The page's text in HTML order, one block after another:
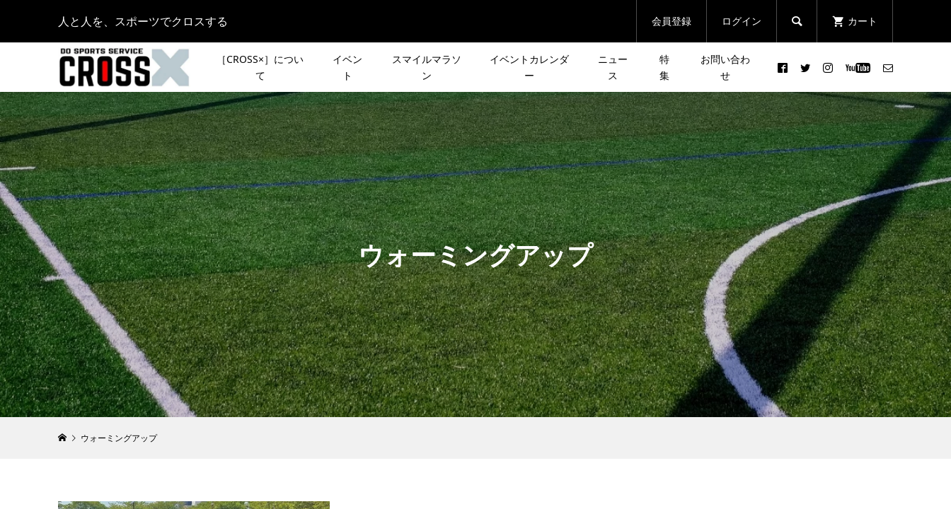
人と人を、スポーツでクロスする 会員登録 ログイン  カート
［CROSS×］につい
て
イベン
ト
スマイルマラソ
ン
イベントカレンダ
ー
ニュー
ス
特
集
お問い合わ
せ
［NEWS］7日間のオンライ
ンランイベント『RUY UEDA
30K or D+ ONLINE MARA...
2021.05.21
＜HOKA＞軽さが魅力の
RINCON 4が誕生！ランニン
グイベント「PINPOINT TR...
2024.07.19
【イベント体験レポート編】
ランニングステーション併設
総合型ストア「ASICS RUN...
2023.09.12
［イベントレビュー］第25回
荒川スマイルマラソン・MC
ヒデが大会特徴を紹介②
2020.10.14
［NEWS］9月後半のイベン
ト情報
2021.09.14
「JACK WOLFSKIN
DISCOVERY CLUB」 Event
Report ＃１ 初心者にも大...
2022.05.09
MIZUNOから新作が登場！
「MIZUNO NEO VISTA（ミ
ズノネオビスタ）」発表会...
2024.05.01
THE NORTH FACE による
「マウンテンフェス」の開催
が決定！｜申込は、2024年...
2024.07.08
［NEWS］『第28回きみまち
二ツ井マラソン大会』10/16
開催決定！
2022.07.04
［夏のシリーズ企画］
OUTDOOR DAY
KAMAKURA
皆さんの声で行き先が決まる
登山イベント「第2回 リクエ
スト登山」
［新シリーズ企画］皆さんの
声で行き先が決まる登山イベ
ント「リクエスト登山」
皆さんの声で行き先が決まる
登山イベント「第3回 リクエ
スト登山」
12月26日(日)［CROSS×忘年
会］で1年の締めくくり！
ウォーミングアップ
ウォーミングアップ